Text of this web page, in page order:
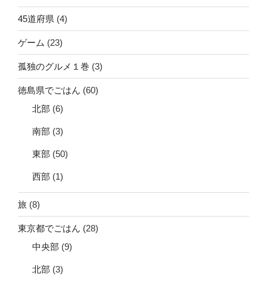
45道府県 (4)
ゲーム (23)
孤独のグルメ１巻 (3)
徳島県でごはん (60)
北部 (6)
南部 (3)
東部 (50)
西部 (1)
旅 (8)
東京都でごはん (28)
中央部 (9)
北部 (3)